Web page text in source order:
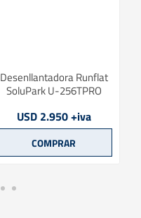
Desenllantadora Runflat
SoluPark U-256TPRO
USD 2.950 +iva